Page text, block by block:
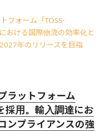
ラットフォーム
採用。輸入調達にお
ンプライアンスの強